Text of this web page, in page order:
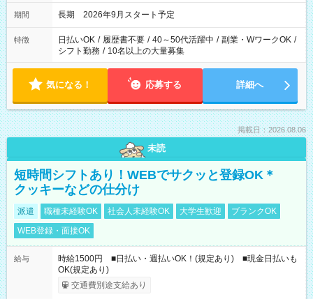
期間 長期 2026年9月スタート予定
特徴 日払いOK / 履歴書不要 / 40～50代活躍中 / 副業・WワークOK /
シフト勤務 / 10名以上の大量募集
気になる！ 応募する 詳細へ
掲載日：2026.08.06
未読
短時間シフトあり！WEBでサクッと登録OK＊
クッキーなどの仕分け
派遣 職種未経験OK 社会人未経験OK 大学生歓迎
ブランクOK
WEB登録・面接OK
給与
時給1500円 ■日払い・週払いOK！(規定あり) ■現金日払いも
OK(規定あり)
交通費別途支給あり